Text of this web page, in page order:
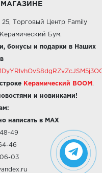
Торговый Центр Family
Бум.
бонусы и подарки в Наших
Керамический BOOM .
и новинками!
написать в MAX
49
46
03